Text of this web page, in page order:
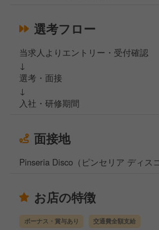
選考フロー
当求人よりエントリー・受付確認
↓
選考・面接
↓
入社・研修期間
面接地
Pinseria Disco（ピンセリア ディスコ
お店の特徴
ボーナス・賞与あり 交通費全額支給